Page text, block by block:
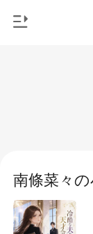
恋愛
御曹司
南條菜々